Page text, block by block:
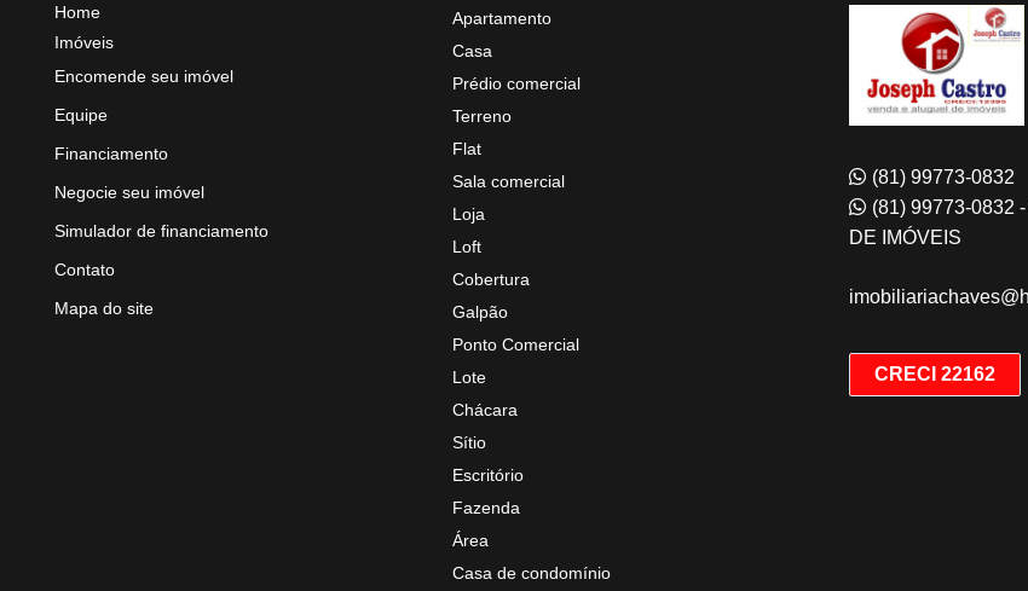
Home
Imóveis
Encomende seu imóvel
Equipe
Financiamento
Negocie seu imóvel
Simulador de financiamento
Contato
Mapa do site
Apartamento
Casa
Prédio comercial
Terreno
Flat
Sala comercial
Loja
Loft
Cobertura
Galpão
Ponto Comercial
Lote
Chácara
Sítio
Escritório
Fazenda
Área
Casa de condomínio
(81) 99773-0832
(81) 99773-0832
DE IMÓVEIS
CRECI 22162